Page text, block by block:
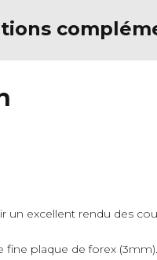
un excellent rendu des
plaque de forex